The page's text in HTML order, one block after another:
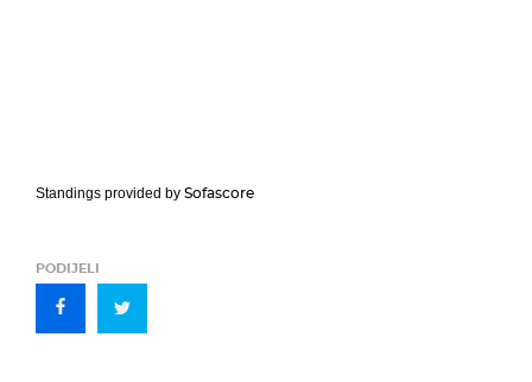
Standings provided by Sofascore
PODIJELI